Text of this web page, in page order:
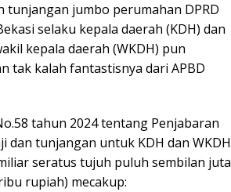
tunjangan jumbo perumahan DPRD
selaku kepala daerah (KDH) dan
kepala daerah (WKDH) pun
tak kalah fantastisnya dari APBD
tahun 2024 tentang Penjabaran
dan tunjangan untuk KDH dan WKDH
seratus tujuh puluh sembilan juta
rupiah) mecakup: